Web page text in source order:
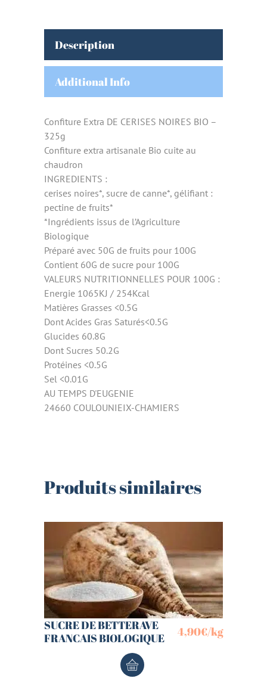
Description
Additional Info
Confiture Extra DE CERISES NOIRES BIO –
325g
Confiture extra artisanale Bio cuite au
chaudron
INGREDIENTS :
cerises noires*, sucre de canne*, gélifiant :
pectine de fruits*
*Ingrédients issus de l’Agriculture
Biologique
Préparé avec 50G de fruits pour 100G
Contient 60G de sucre pour 100G
VALEURS NUTRITIONNELLES POUR 100G :
Energie 1065KJ / 254Kcal
Matières Grasses <0.5G
Dont Acides Gras Saturés<0.5G
Glucides 60.8G
Dont Sucres 50.2G
Protéines <0.5G
Sel <0.01G
AU TEMPS D'EUGENIE
24660 COULOUNIEIX-CHAMIERS
Produits similaires
SUCRE DE BETTERAVE
FRANCAIS BIOLOGIQUE
4,90€/kg